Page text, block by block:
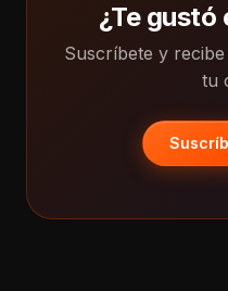
¿Te gustó
Suscríbete y
tu